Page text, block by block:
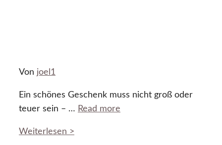
Von joel1
Ein schönes Geschenk muss nicht groß oder
teuer sein – … Read more
Weiterlesen >